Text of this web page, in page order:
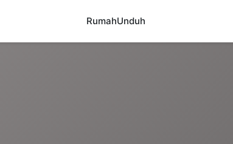
RumahUnduh